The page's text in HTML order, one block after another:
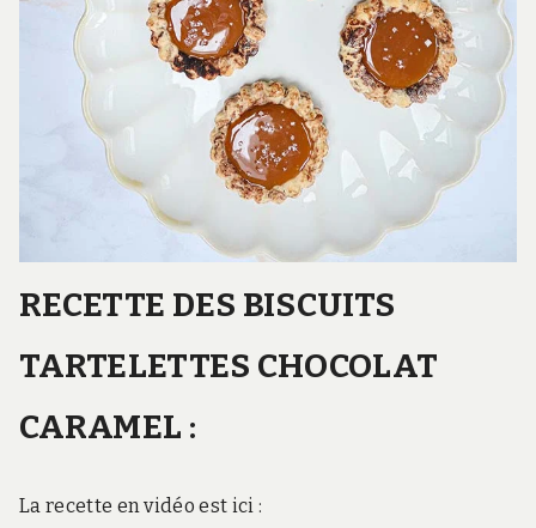
RECETTE DES BISCUITS
TARTELETTES CHOCOLAT
CARAMEL :
La recette en vidéo est ici :